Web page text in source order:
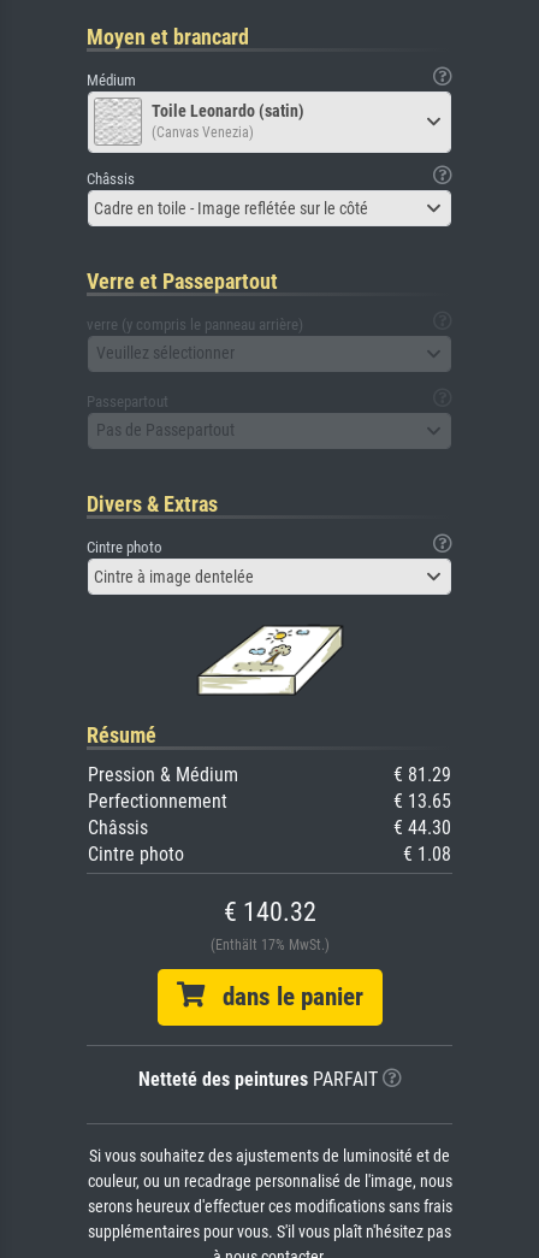
Moyen et brancard
Médium
Toile Leonardo (satin)
(Canvas Venezia)
Châssis
Cadre en toile - Image reflétée sur le côté
Verre et Passepartout
verre (y compris le panneau arrière)
Veuillez sélectionner
Passepartout
Pas de Passepartout
Divers & Extras
Cintre photo
Cintre à image dentelée
Résumé
Pression & Médium
€ 81.29
Perfectionnement
€ 13.65
Châssis
€ 44.30
Cintre photo
€ 1.08
€ 140.32
(Enthält 17% MwSt.)
dans le panier
Netteté des peinturesPARFAIT
Si vous souhaitez des ajustements de luminosité et de
couleur, ou un recadrage personnalisé de l'image, nous
serons heureux d'effectuer ces modifications sans frais
supplémentaires pour vous. S'il vous plaît n'hésitez pas